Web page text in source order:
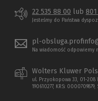
22 535 88 00 lub
Jesteśmy do Państwa
pl-
Na wiadomość odpowiemy
Wolters Kluwer
ul. Przyokopowa 33, 01-208
190610277, KRS: